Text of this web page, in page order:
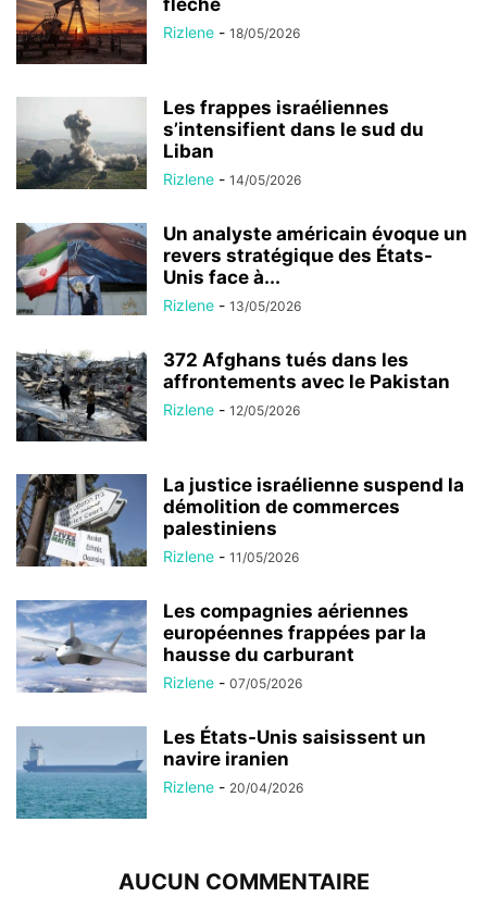
flèche
Rizlene - 18/05/2026
Les frappes israéliennes
s’intensifient dans le sud du
Liban
Rizlene - 14/05/2026
Un analyste américain évoque un
revers stratégique des États-
Unis face à...
Rizlene - 13/05/2026
372 Afghans tués dans les
affrontements avec le Pakistan
Rizlene - 12/05/2026
La justice israélienne suspend la
démolition de commerces
palestiniens
Rizlene - 11/05/2026
Les compagnies aériennes
européennes frappées par la
hausse du carburant
Rizlene - 07/05/2026
Les États-Unis saisissent un
navire iranien
Rizlene - 20/04/2026
AUCUN COMMENTAIRE